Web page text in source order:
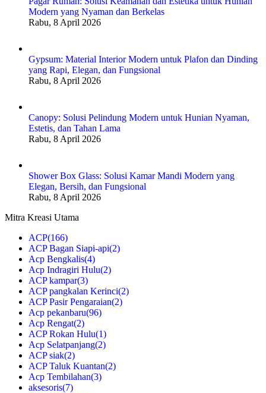
Modern yang Nyaman dan Berkelas
Rabu, 8 April 2026
Gypsum: Material Interior Modern untuk Plafon dan Dinding
yang Rapi, Elegan, dan Fungsional
Rabu, 8 April 2026
Canopy: Solusi Pelindung Modern untuk Hunian Nyaman,
Estetis, dan Tahan Lama
Rabu, 8 April 2026
Shower Box Glass: Solusi Kamar Mandi Modern yang
Elegan, Bersih, dan Fungsional
Rabu, 8 April 2026
Mitra Kreasi Utama
ACP(166)
ACP Bagan Siapi-api(2)
Acp Bengkalis(4)
Acp Indragiri Hulu(2)
ACP kampar(3)
ACP pangkalan Kerinci(2)
ACP Pasir Pengaraian(2)
Acp pekanbaru(96)
Acp Rengat(2)
ACP Rokan Hulu(1)
Acp Selatpanjang(2)
ACP siak(2)
ACP Taluk Kuantan(2)
Acp Tembilahan(3)
aksesoris(7)